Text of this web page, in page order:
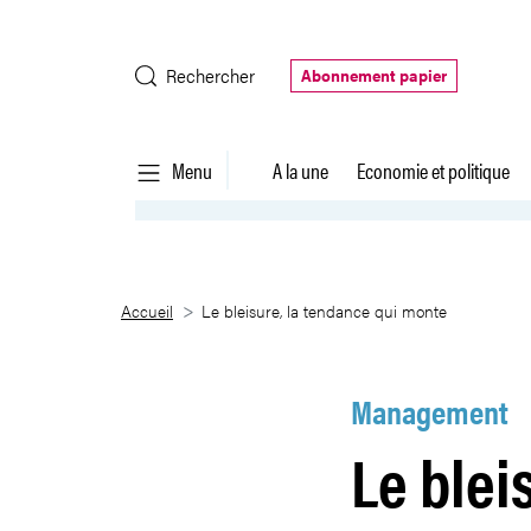
Rechercher
Abonnement papier
Menu A la une Economie et politique
Le bleisure, la tendance qui
Accueil Le bleisure, la tendance qui monte
Management
Le